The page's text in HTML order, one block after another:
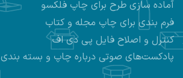
آماده سازی طرح برای چاپ فلکسو
فرم بندی برای چاپ مجله و کتاب
کنترل و اصلاح فایل پی دی اف
پادکست‌های صوتی درباره چاپ و بسته بندی